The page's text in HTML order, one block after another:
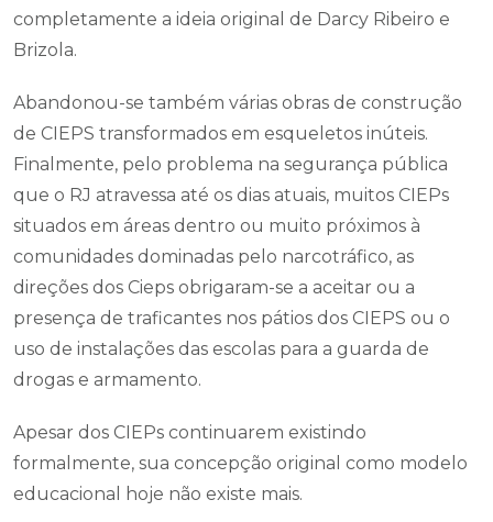
completamente a ideia original de Darcy Ribeiro e
Brizola.
Abandonou-se também várias obras de construção
de CIEPS transformados em esqueletos inúteis.
Finalmente, pelo problema na segurança pública
que o RJ atravessa até os dias atuais, muitos CIEPs
situados em áreas dentro ou muito próximos à
comunidades dominadas pelo narcotráfico, as
direções dos Cieps obrigaram-se a aceitar ou a
presença de traficantes nos pátios dos CIEPS ou o
uso de instalações das escolas para a guarda de
drogas e armamento.
Apesar dos CIEPs continuarem existindo
formalmente, sua concepção original como modelo
educacional hoje não existe mais.